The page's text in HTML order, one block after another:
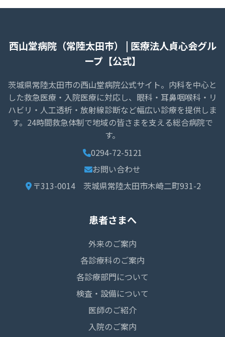
西山堂病院（常陸太田市） | 医療法人貞心会グル
ープ【公式】
茨城県常陸太田市の西山堂病院公式サイト。内科を中心と
した救急医療・入院医療に対応し、眼科・耳鼻咽喉科・リ
ハビリ・人工透析・放射線診断など幅広い診療を提供しま
す。24時間救急体制で地域の皆さまを支える総合病院で
す。
0294-72-5121
お問い合わせ
〒313-0014 茨城県常陸太田市木崎二町931-2
患者さまへ
外来のご案内
各診療科のご案内
各診療部門について
検査・設備について
医師のご紹介
入院のご案内